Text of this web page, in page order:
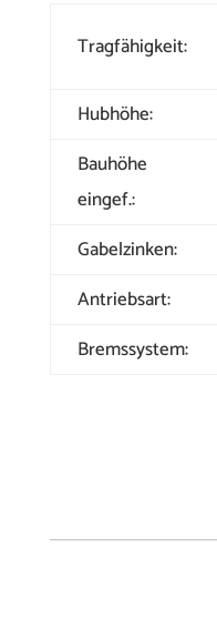
Tragfähigkeit:
Hubhöhe:
Bauhöhe
eingef.:
Gabelzinken:
Antriebsart:
Bremssystem: